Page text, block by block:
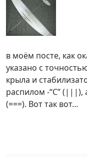
в моём посте, как
указано с
крыла и
распилом -“С” (|||),
(===). Вот так вот…